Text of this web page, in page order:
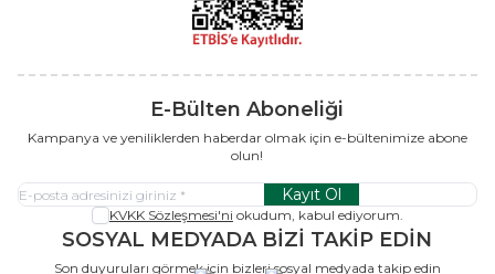
E-Bülten Aboneliği
Kampanya ve yeniliklerden haberdar olmak için e-bültenimize abone
olun!
Kayıt Ol
KVKK Sözleşmesi'ni okudum, kabul ediyorum.
SOSYAL MEDYADA BİZİ TAKİP EDİN
Son duyuruları görmek için bizleri sosyal medyada takip edin